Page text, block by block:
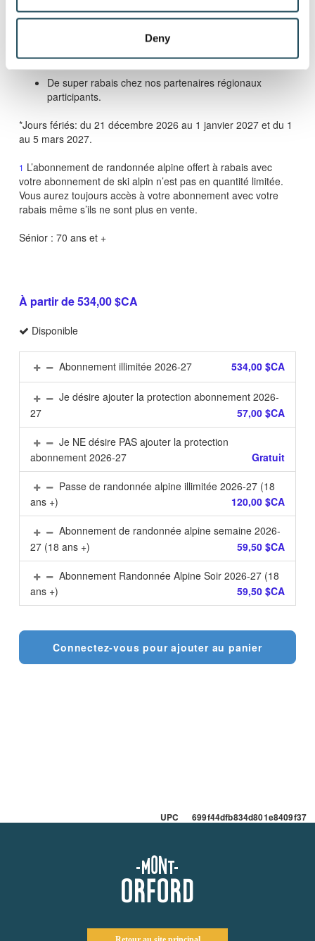
Deny
permettant d'accéder aux pistes du Mont-Orford 1h
avant l'ouverture officielle. Dates à venir.
De super rabais chez nos partenaires régionaux
participants.
*Jours fériés: du 21 décembre 2026 au 1 janvier 2027 et du 1
au 5 mars 2027.
1 L’abonnement de randonnée alpine offert à rabais avec
votre abonnement de ski alpin n’est pas en quantité limitée.
Vous aurez toujours accès à votre abonnement avec votre
rabais même s’ils ne sont plus en vente.
Sénior : 70 ans et +
À partir de 534,00 $CA
Disponible
Abonnement illimitée 2026-27 534,00 $CA
Je désire ajouter la protection abonnement 2026-
27
57,00 $CA
Je NE désire PAS ajouter la protection
abonnement 2026-27
Gratuit
Passe de randonnée alpine illimitée 2026-27 (18
ans +)
120,00 $CA
Abonnement de randonnée alpine semaine 2026-
27 (18 ans +)
59,50 $CA
Abonnement Randonnée Alpine Soir 2026-27 (18
ans +)
59,50 $CA
Connectez-vous pour ajouter au panier
UPC 699f44dfb834d801e8409f37